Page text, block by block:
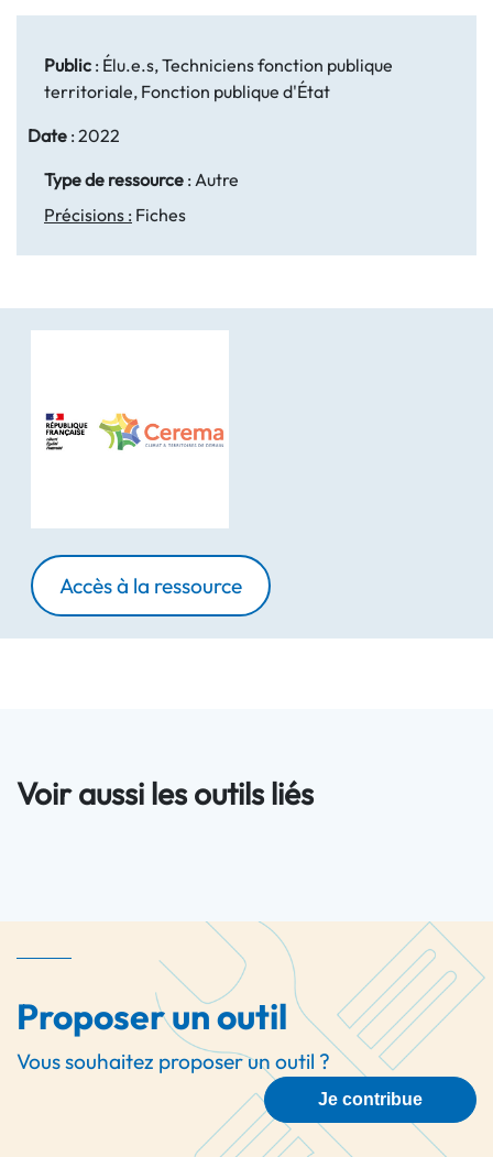
Public : Élu.e.s, Techniciens fonction publique
territoriale, Fonction publique d'État
Date : 2022
Type de ressource : Autre
Précisions : Fiches
Accès à la ressource
Voir aussi les outils liés
Proposer un outil
Vous souhaitez proposer un outil ?
Je contribue